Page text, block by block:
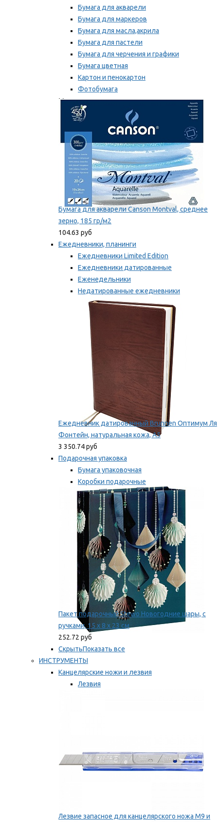
Бумага для акварели
Бумага для маркеров
Бумага для масла,акрила
Бумага для пастели
Бумага для черчения и графики
Бумага цветная
Картон и пенокартон
Фотобумага
Мы рекомендуем
Бумага для акварели Canson Montval, среднее
зерно, 185 гр/м2
104.63 руб
Ежедневники, планинги
Ежедневники Limited Edition
Ежедневники датированные
Еженедельники
Недатированные ежедневники
Планинги
Мы рекомендуем
Ежедневник датированный Brunnen Оптимум Ля
Фонтейн, натуральная кожа, А5
3 350.74 руб
Подарочная упаковка
Бумага упаковочная
Коробки подарочные
Ленты, бобины
Мы рекомендуем
Пакет подарочный Stewo Новогодние шары, с
ручками, 15 х 8 х 23 см
252.72 руб
СкрытьПоказать все
ИНСТРУМЕНТЫ
Канцелярские ножи и лезвия
Лезвия
Лезвие запасное для канцелярского ножа M9 и